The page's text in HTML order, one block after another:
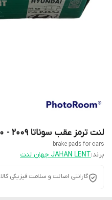
لنت ترمز عقب سوناتا 2009 - 2010 کد 24934 جهان لنت
brake pads for cars
برند:JAHAN LENT جهان لنت
گارانتی اصالت و سلامت فیزیکی کالا